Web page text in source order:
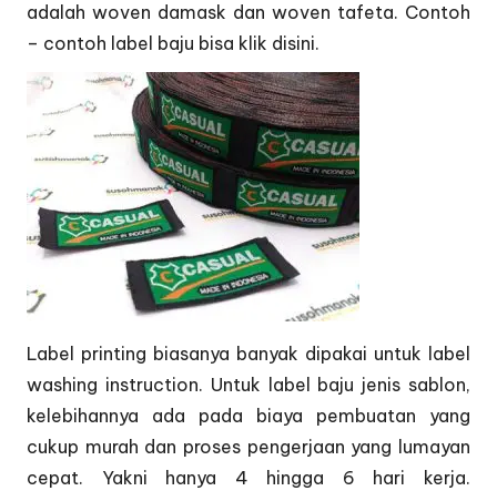
adalah woven damask dan woven tafeta. Contoh
– contoh label baju bisa klik disini.
Label printing biasanya banyak dipakai untuk label
washing instruction. Untuk label baju jenis sablon,
kelebihannya ada pada biaya pembuatan yang
cukup murah dan proses pengerjaan yang lumayan
cepat. Yakni hanya 4 hingga 6 hari kerja.